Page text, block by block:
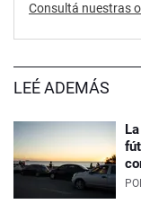
Consultá nuestras
LEÉ ADEMÁS